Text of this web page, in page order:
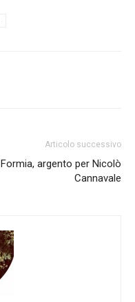
Articolo successivo
Formia, argento per Nicolò
Cannavale